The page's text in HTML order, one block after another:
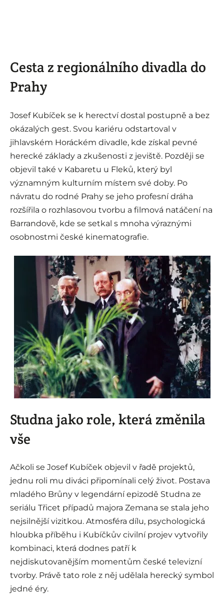
Cesta z regionálního divadla do
Prahy
Josef Kubíček se k herectví dostal postupně a bez
okázalých gest. Svou kariéru odstartoval v
jihlavském Horáckém divadle, kde získal pevné
herecké základy a zkušenosti z jeviště. Později se
objevil také v Kabaretu u Fleků, který byl
významným kulturním místem své doby. Po
návratu do rodné Prahy se jeho profesní dráha
rozšířila o rozhlasovou tvorbu a filmová natáčení na
Barrandově, kde se setkal s mnoha výraznými
osobnostmi české kinematografie.
i
Studna jako role, která změnila
vše
Ačkoli se Josef Kubíček objevil v řadě projektů,
jednu roli mu diváci připomínali celý život. Postava
mladého Brůny v legendární epizodě Studna ze
seriálu Třicet případů majora Zemana se stala jeho
nejsilnější vizitkou. Atmosféra dílu, psychologická
hloubka příběhu i Kubíčkův civilní projev vytvořily
kombinaci, která dodnes patří k
nejdiskutovanějším momentům české televizní
tvorby. Právě tato role z něj udělala herecký symbol
jedné éry.